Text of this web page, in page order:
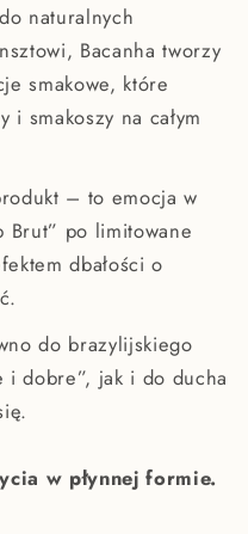
naturalnych
Bacanha tworzy
smakowe, które
i smakoszy na całym
– to emocja w
Brut” po limitowane
dbałości o
do brazylijskiego
i dobre”, jak i do ducha
w płynnej formie.